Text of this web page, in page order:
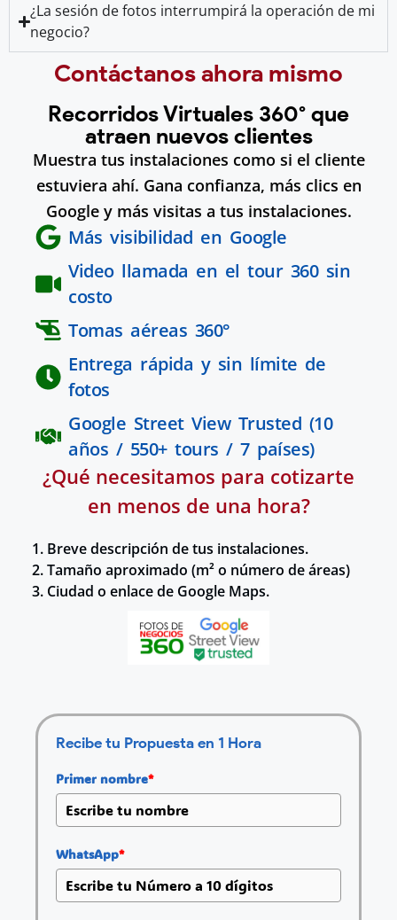
¿La sesión de fotos interrumpirá la operación de mi
negocio?
Contáctanos ahora mismo
Recorridos Virtuales 360° que
atraen nuevos clientes
Muestra tus instalaciones como si el cliente
estuviera ahí. Gana confianza, más clics en
Google y más visitas a tus instalaciones.
Más visibilidad en Google
Video llamada en el tour 360 sin
costo
Tomas aéreas 360°
Entrega rápida y sin límite de
fotos
Google Street View Trusted (10
años / 550+ tours / 7 países)
¿Qué necesitamos para cotizarte
en menos de una hora?
1. Breve descripción de tus instalaciones.
2. Tamaño aproximado (m² o número de áreas)
3. Ciudad o enlace de Google Maps.
Recibe tu Propuesta en 1 Hora
Primer nombre*
WhatsApp*